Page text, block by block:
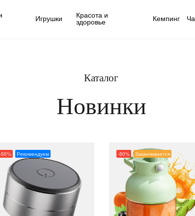
Игрушки Красота и
здоровье Кемпинг
Каталог
Новинки
-50% Рекомендуем -50% Заканчивается